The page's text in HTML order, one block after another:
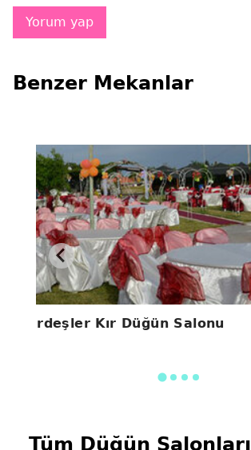
Benzer Mekanlar
Kardeşler Kır Düğün Salonu
Tüm Düğün Salonları